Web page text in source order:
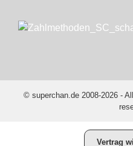
© superchan.de 2008-2026 -
Vertrag